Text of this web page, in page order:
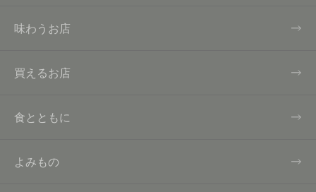
味わうお店
買えるお店
食とともに
よみもの